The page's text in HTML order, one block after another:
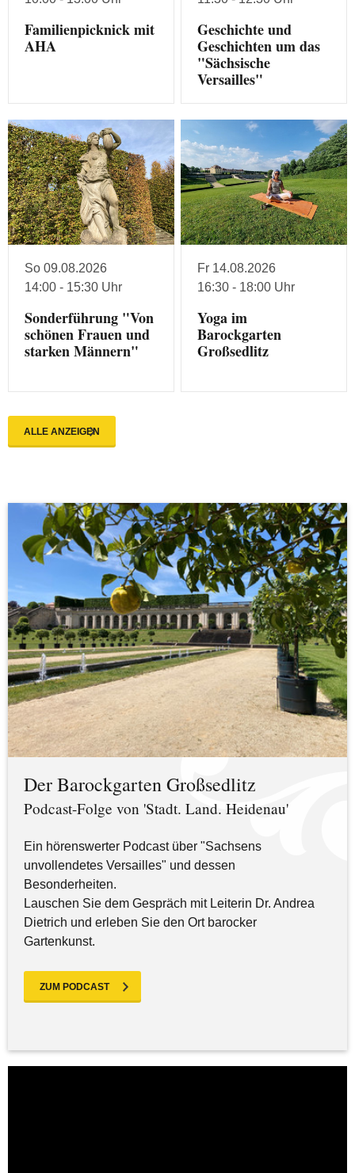
Familienpicknick mit
AHA
Geschichte und
Geschichten um das
"Sächsische
Versailles"
So 09.08.2026
14:00 - 15:30 Uhr
Sonderführung "Von
schönen Frauen und
starken Männern"
Fr 14.08.2026
16:30 - 18:00 Uhr
Yoga im
Barockgarten
Großsedlitz
ALLE ANZEIGEN
Der Barockgarten Großsedlitz
Podcast-Folge von 'Stadt. Land. Heidenau'
Ein hörenswerter Podcast über "Sachsens
unvollendetes Versailles" und dessen
Besonderheiten.
Lauschen Sie dem Gespräch mit Leiterin Dr. Andrea
Dietrich und erleben Sie den Ort barocker
Gartenkunst.
ZUM PODCAST